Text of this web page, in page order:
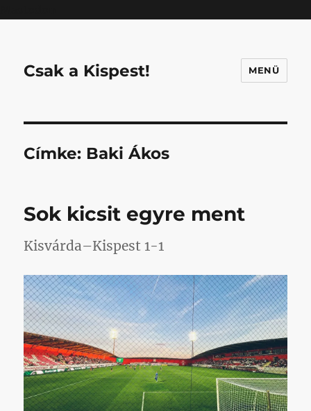
Csak a Kispest! MENÜ
Címke: Baki Ákos
Sok kicsit egyre ment
Kisvárda–Kispest 1-1